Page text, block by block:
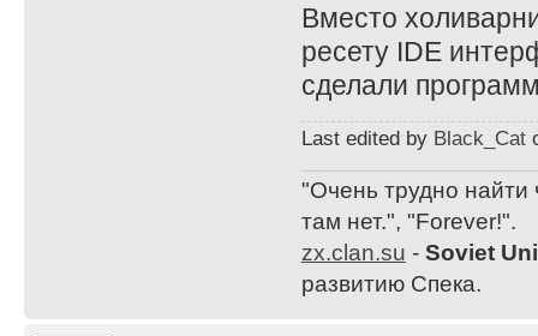
Вместо
ресету IDE
сделали
Last edited by Black_Cat
"Очень трудно найти
там нет.", "Forever!".
zx.clan.su - Soviet
развитию Спека.